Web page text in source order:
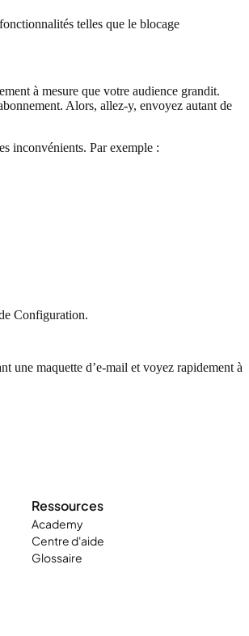
telles que le blocage
à mesure que votre audience grandit.
Alors, allez-y, envoyez autant de
inconvénients. Par exemple :
Configuration.
une maquette d’e-mail et voyez rapidement à
Ressources
Academy
Centre d'aide
Glossaire